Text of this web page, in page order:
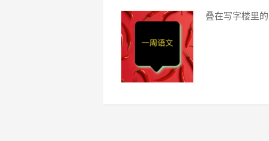
叠在写字楼里的